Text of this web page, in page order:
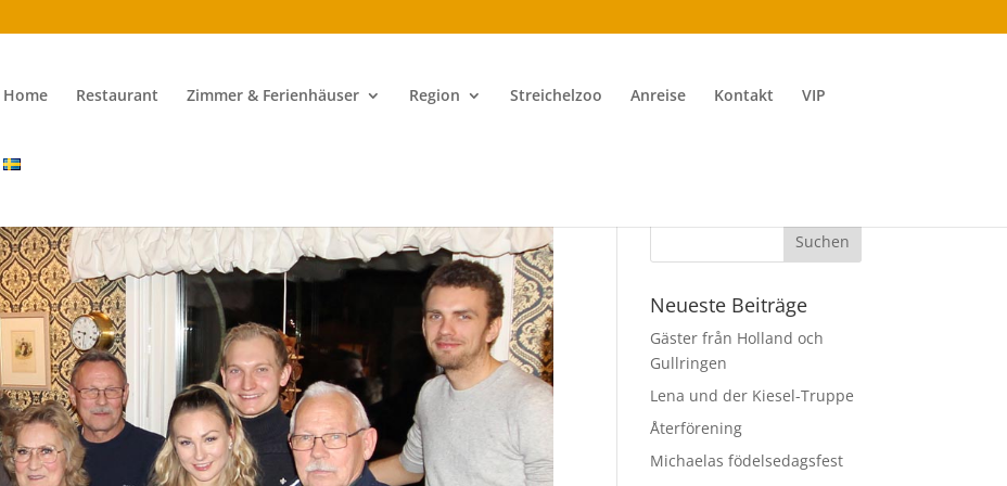
Home Restaurant Zimmer & Ferienhäuser Region Streichelzoo Anreise Kontakt VIP
Neueste Beiträge
Gäster från Holland och
Gullringen
Lena und der Kiesel-Truppe
Återförening
Michaelas födelsedagsfest